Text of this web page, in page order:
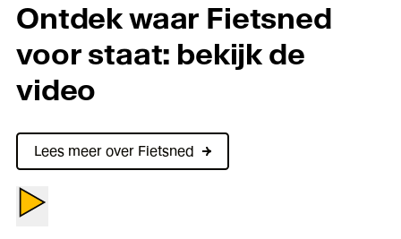
Ontdek waar Fietsned
voor staat: bekijk de
video
Lees meer over Fietsned